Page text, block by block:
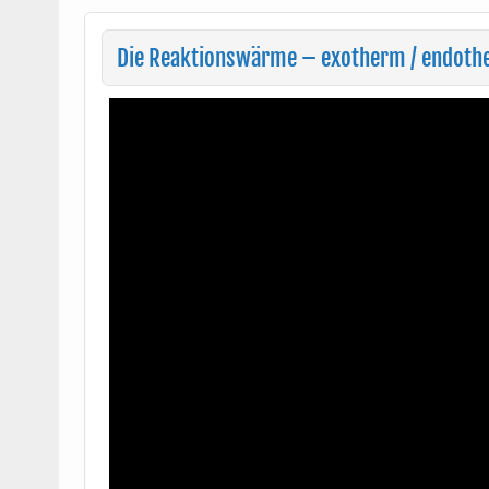
Die Reaktionswärme – exotherm /